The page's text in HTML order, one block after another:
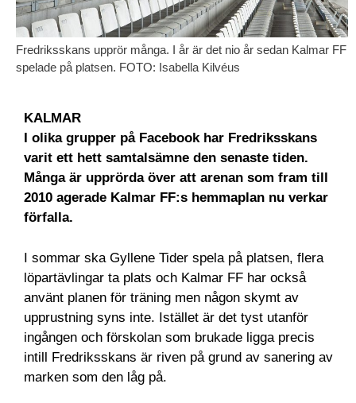
Fredriksskans upprör många. I år är det nio år sedan Kalmar FF
spelade på platsen. FOTO: Isabella Kilvéus
KALMAR
I olika grupper på Facebook har Fredriksskans
varit ett hett samtalsämne den senaste tiden.
Många är upprörda över att arenan som fram till
2010 agerade Kalmar FF:s hemmaplan nu verkar
förfalla.
I sommar ska Gyllene Tider spela på platsen, flera
löpartävlingar ta plats och Kalmar FF har också
använt planen för träning men någon skymt av
upprustning syns inte. Istället är det tyst utanför
ingången och förskolan som brukade ligga precis
intill Fredriksskans är riven på grund av sanering av
marken som den låg på.